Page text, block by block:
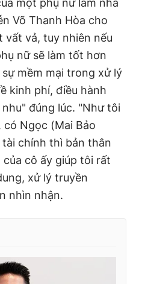
một phụ nữ làm nhà
Võ Thanh Hòa cho
vất vả, tuy nhiên nếu
nữ sẽ làm tốt hơn
mềm mại trong xử lý
kinh phí, điều hành
đúng lúc. "Như tôi
Ngọc (Mai Bảo
chính thì bản thân
cô ấy giúp tôi rất
xử lý truyền
nhìn nhận.